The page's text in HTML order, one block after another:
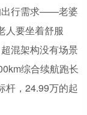
出行需求——老婆
人要坐着舒服
混架构没有场景
综合续航跑长
杆，24.99万的起